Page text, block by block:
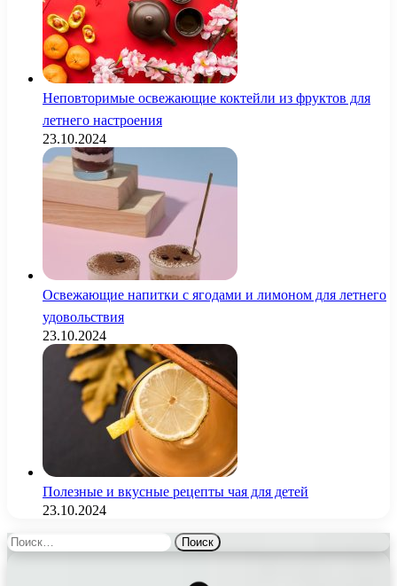
Неповторимые освежающие коктейли из фруктов для
летнего настроения
23.10.2024
Освежающие напитки с ягодами и лимоном для летнего
удовольствия
23.10.2024
Полезные и вкусные рецепты чая для детей
23.10.2024
Найти: